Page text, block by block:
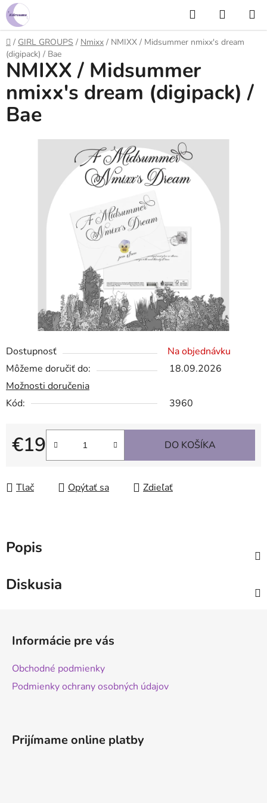
Prejsť
na
obsah
Hľadať
KOŠÍK
Domov
/ GIRL GROUPS / Nmixx / NMIXX / Midsummer nmixx's dream
(digipack) / Bae
Dostupnosť
Na objednávku
Môžeme doručiť do:
18.09.2026
Možnosti doručenia
Kód:
3960
€19
Jednotková cena:
DO KOŠÍKA
Tlač Opýtať sa Zdieľať
NMIXX / Midsummer
nmixx's dream (digipack) /
Bae
Popis
Diskusia
Informácie pre vás
Obchodné podmienky
Podmienky ochrany osobných údajov
Prijímame online platby